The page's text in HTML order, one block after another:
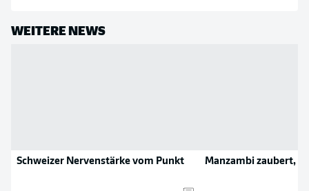
WEITERE NEWS
Schweizer Nervenstärke vom Punkt Manzambi zaubert,